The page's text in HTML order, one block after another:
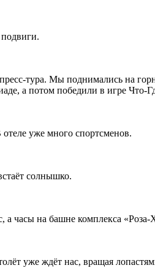
тура. Мы поднимались на
а потом победили в игре
уже много спортсменов.
солнышко.
а часы на башне комплекса
уже ждёт нас, вращая